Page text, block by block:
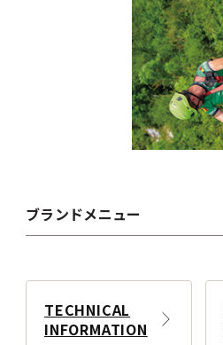
ブランドメニュー
TECHNICAL
INFORMATION